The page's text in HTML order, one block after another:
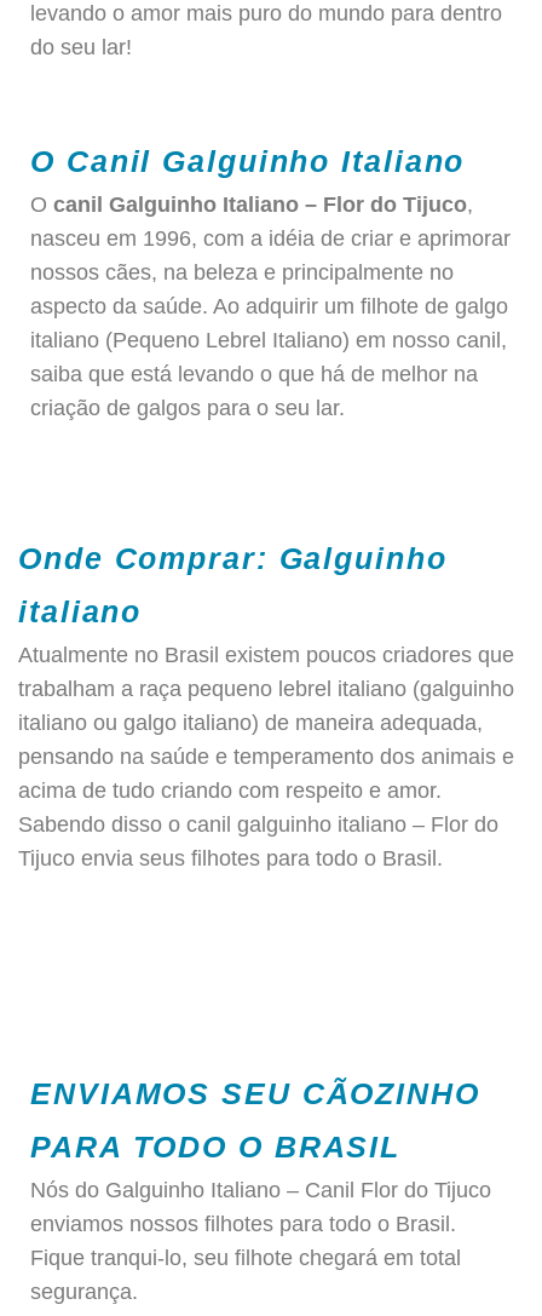
levando o amor mais puro do mundo para dentro
do seu lar!
O Canil Galguinho Italiano
O canil Galguinho Italiano – Flor do Tijuco,
nasceu em 1996, com a idéia de criar e aprimorar
nossos cães, na beleza e principalmente no
aspecto da saúde. Ao adquirir um filhote de galgo
italiano (Pequeno Lebrel Italiano) em nosso canil,
saiba que está levando o que há de melhor na
criação de galgos para o seu lar.
Onde Comprar: Galguinho
italiano
Atualmente no Brasil existem poucos criadores que
trabalham a raça pequeno lebrel italiano (galguinho
italiano ou galgo italiano) de maneira adequada,
pensando na saúde e temperamento dos animais e
acima de tudo criando com respeito e amor.
Sabendo disso o canil galguinho italiano – Flor do
Tijuco envia seus filhotes para todo o Brasil.
ENVIAMOS SEU CÃOZINHO
PARA TODO O BRASIL
Nós do Galguinho Italiano – Canil Flor do Tijuco
enviamos nossos filhotes para todo o Brasil.
Fique tranqui-lo, seu filhote chegará em total
segurança.